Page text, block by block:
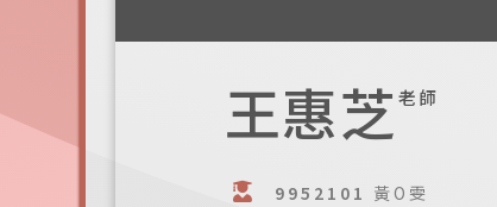
王惠芝老師
9952101 黃O雯